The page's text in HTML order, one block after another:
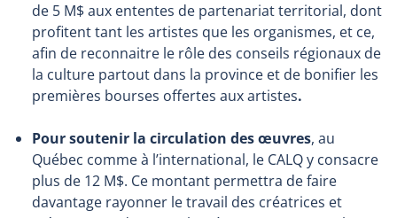
de 5 M$ aux ententes de partenariat territorial, dont
profitent tant les artistes que les organismes, et ce,
afin de reconnaitre le rôle des conseils régionaux de
la culture partout dans la province et de bonifier les
premières bourses offertes aux artistes.
Pour soutenir la circulation des œuvres, au
Québec comme à l’international, le CALQ y consacre
plus de 12 M$. Ce montant permettra de faire
davantage rayonner le travail des créatrices et